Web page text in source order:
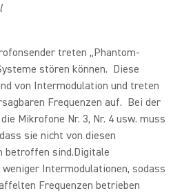
treten „Phantom-
stören können. Diese
von Intermodulation und treten
Frequenzen auf. Bei der
Mikrofone Nr. 3, Nr. 4 usw. muss
sie nicht von diesen
betroffen sind.Digitale
Intermodulationen, sodass
Frequenzen betrieben